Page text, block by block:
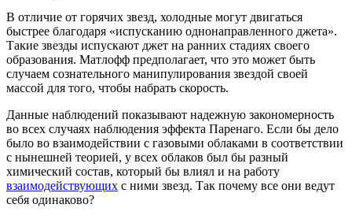
В отличие от горячих звезд, холодные могут двигаться
быстрее благодаря «испусканию однонаправленного джета».
Такие звезды испускают джет на ранних стадиях своего
образования. Матлофф предполагает, что это может быть
случаем сознательного манипулирования звездой своей
массой для того, чтобы набрать скорость.
Данные наблюдений показывают надежную закономерность
во всех случаях наблюдения эффекта Паренаго. Если бы дело
было во взаимодействии с газовыми облаками в соответствии
с нынешней теорией, у всех облаков был бы разный
химический состав, который бы влиял и на работу
взаимодействующих с ними звезд. Так почему все они ведут
себя одинаково?